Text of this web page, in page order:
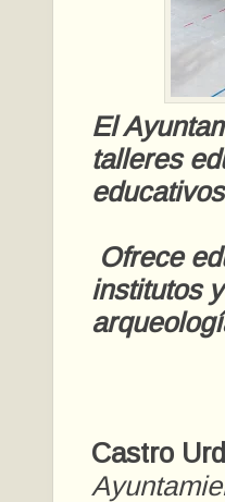
El
talleres
Ofrece
institutos
Castro